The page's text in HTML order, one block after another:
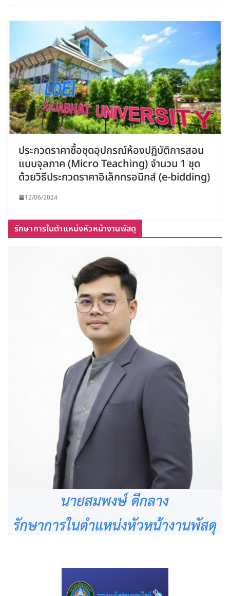
ประกวดราคาซื้อชุดอุปกรณ์ห้องปฏิบัติการสอน
แบบจุลภาค (Micro Teaching) จำนวน 1 ชุด
ด้วยวิธีประกวดราคาอิเล็กทรอนิกส์ (e-bidding)
12/06/2024
รักษาการในตำแหน่งหัวหน้างานพัสดุ